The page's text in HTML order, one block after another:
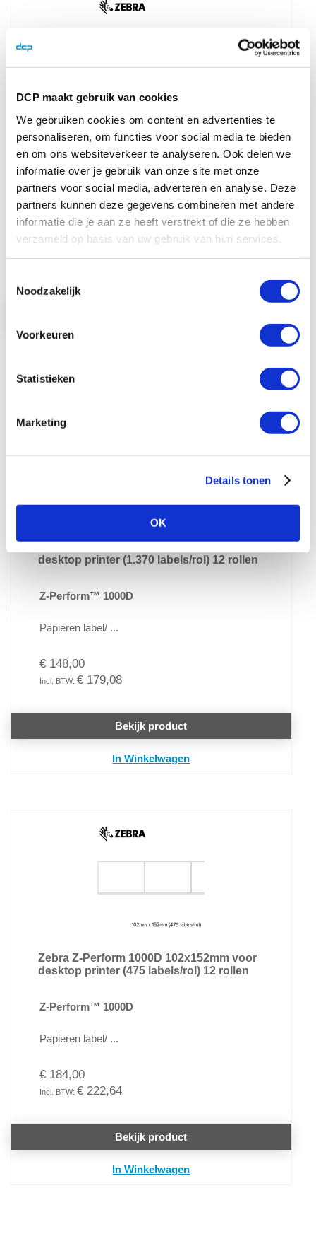
DCP maakt gebruik van cookies
We gebruiken cookies om content en advertenties te
personaliseren, om functies voor social media te bieden
en om ons websiteverkeer te analyseren. Ook delen we
informatie over je gebruik van onze site met onze
partners voor social media, adverteren en analyse. Deze
partners kunnen deze gegevens combineren met andere
informatie die je aan ze heeft verstrekt of die ze hebben
verzameld op basis van uw gebruik van hun services.
Noodzakelijk
Voorkeuren
Statistieken
Marketing
Details tonen
OK
Zebra Z-Perform 1000D 102x152mm voor
mid-range en high-end printers (950
labels/rol) 4 rollen
Z-Perform™ 1000D
Pap ...
desktop printer (1.370 labels/rol) 12 rollen
Z-Perform™ 1000D
Papieren label/ ...
€ 148,00
€ 179,08
Bekijk product
In Winkelwagen
Zebra Z-Perform 1000D 102x152mm voor
desktop printer (475 labels/rol) 12 rollen
Z-Perform™ 1000D
Papieren label/ ...
€ 184,00
€ 222,64
Bekijk product
In Winkelwagen